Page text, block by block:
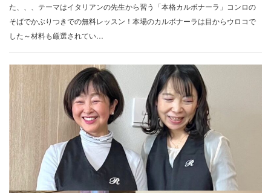
た、、、テーマはイタリアンの先生から習う「本格カルボナーラ」コンロの
そばでかぶりつきでの無料レッスン！本場のカルボナーラは目からウロコで
した～材料も厳選されてい…